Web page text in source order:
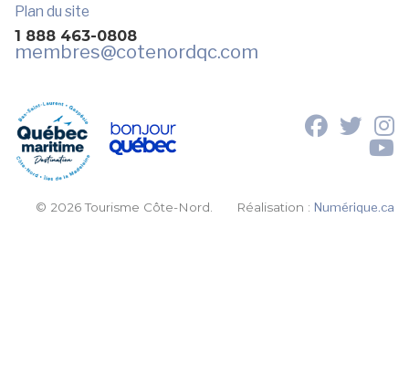
Plan du site
1 888 463-0808
membres@cotenordqc.com
© 2026 Tourisme Côte-Nord. Réalisation :Numérique.ca